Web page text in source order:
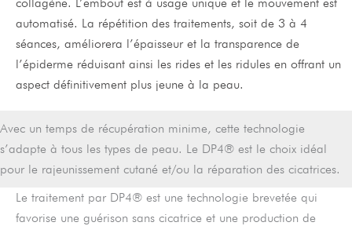
automatisé. La répétition des traitements, soit de 3 à 4
séances, améliorera l’épaisseur et la transparence de
l’épiderme réduisant ainsi les rides et les ridules en offrant un
aspect définitivement plus jeune à la peau.
Avec un temps de récupération minime, cette technologie
s’adapte à tous les types de peau. Le DP4® est le choix idéal
pour le rajeunissement cutané et/ou la réparation des cicatrices.
Le traitement par DP4® est une technologie brevetée qui
favorise une guérison sans cicatrice et une production de